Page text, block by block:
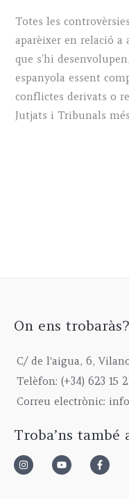
Totes les
aparèixer en relació a
que s’hi
espanyola essent
conflictes derivats o
Jutjats i Tribunals
On ens trobaràs?
C/ de l'aigua, 6,
Telèfon: (+34) 623 15
Correu electrònic:
Troba’ns també